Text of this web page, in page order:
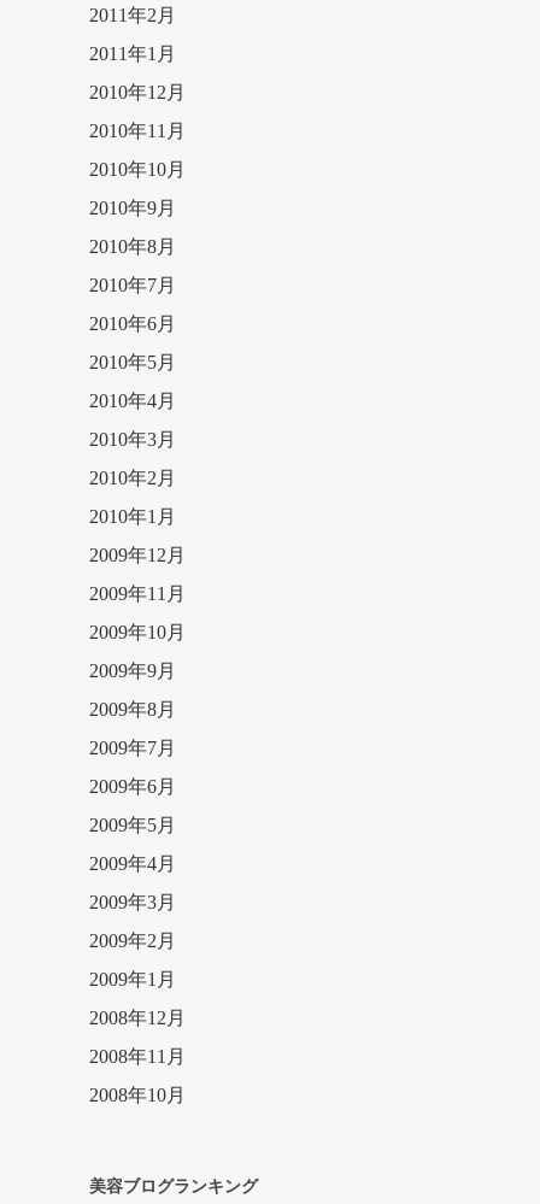
2011年2月
2011年1月
2010年12月
2010年11月
2010年10月
2010年9月
2010年8月
2010年7月
2010年6月
2010年5月
2010年4月
2010年3月
2010年2月
2010年1月
2009年12月
2009年11月
2009年10月
2009年9月
2009年8月
2009年7月
2009年6月
2009年5月
2009年4月
2009年3月
2009年2月
2009年1月
2008年12月
2008年11月
2008年10月
美容ブログランキング